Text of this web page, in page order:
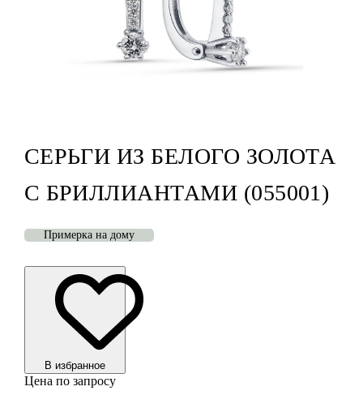
СЕРЬГИ ИЗ БЕЛОГО ЗОЛОТА
С БРИЛЛИАНТАМИ (055001)
Примерка на дому
В избранноe
Цена по запросу